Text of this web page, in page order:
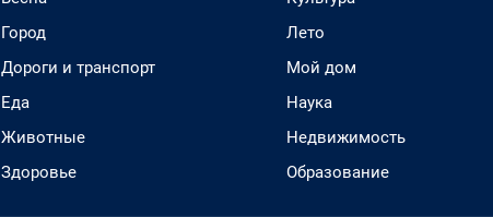
Город
Дороги и транспорт
Еда
Животные
Здоровье
Лето
Мой дом
Наука
Недвижимость
Образование